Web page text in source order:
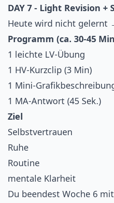
DAY 7 - Light Revision
Heute wird nicht gelernt
Programm (ca. 30-45
1 leichte LV-Übung
1 HV-Kurzclip (3 Min)
1 Mini-
1 MA-Antwort (45 Sek.)
Ziel
Selbstvertrauen
Ruhe
Routine
mentale Klarheit
Du beendest Woche 6